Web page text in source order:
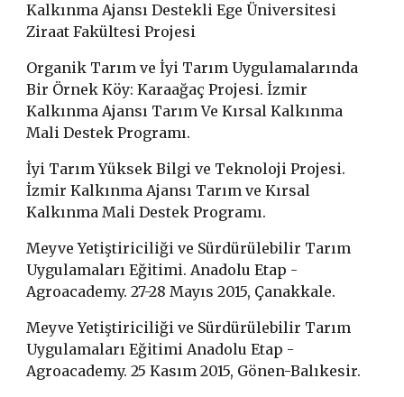
Kalkınma Ajansı Destekli Ege Üniversitesi
Ziraat Fakültesi Projesi
Organik Tarım ve İyi Tarım Uygulamalarında
Bir Örnek Köy: Karaağaç Projesi. İzmir
Kalkınma Ajansı Tarım Ve Kırsal Kalkınma
Mali Destek Programı.
İyi Tarım Yüksek Bilgi ve Teknoloji Projesi.
İzmir Kalkınma Ajansı Tarım ve Kırsal
Kalkınma Mali Destek Programı.
Meyve Yetiştiriciliği ve Sürdürülebilir Tarım
Uygulamaları Eğitimi. Anadolu Etap -
Agroacademy. 27-28 Mayıs 2015, Çanakkale.
Meyve Yetiştiriciliği ve Sürdürülebilir Tarım
Uygulamaları Eğitimi Anadolu Etap -
Agroacademy. 25 Kasım 2015, Gönen-Balıkesir.